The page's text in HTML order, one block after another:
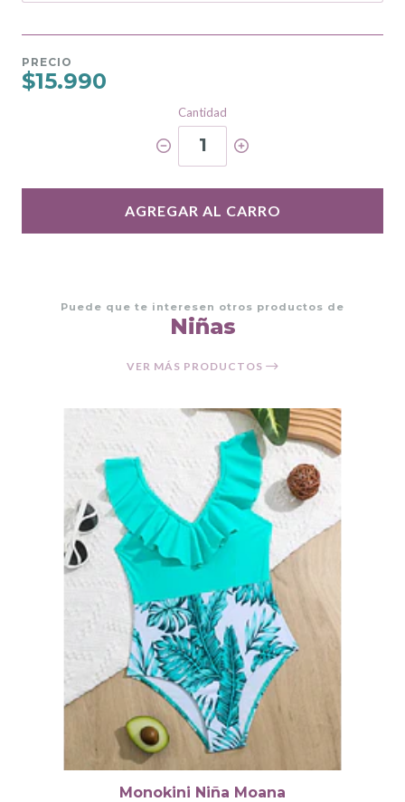
PRECIO
$15.990
Cantidad
1
AGREGAR AL CARRO
Puede que te interesen otros productos de
Niñas
VER MÁS PRODUCTOS
Monokini Niña Moana